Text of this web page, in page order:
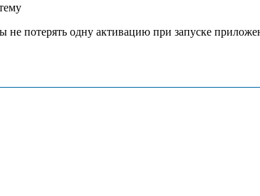
не потерять одну активацию при запуске